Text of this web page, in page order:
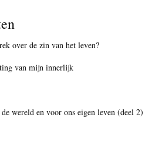
over de zin van het leven?
van mijn innerlijk
wereld en voor ons eigen leven (deel 2)